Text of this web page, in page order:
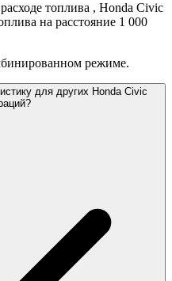
топлива , Honda Civic
на расстояние 1 000
режиме.
для других Honda Civic